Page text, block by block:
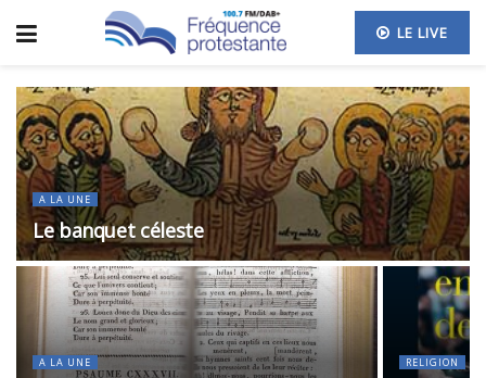
LE LIVE
A LA UNE
Le banquet céleste
A LA UNE RELIGION